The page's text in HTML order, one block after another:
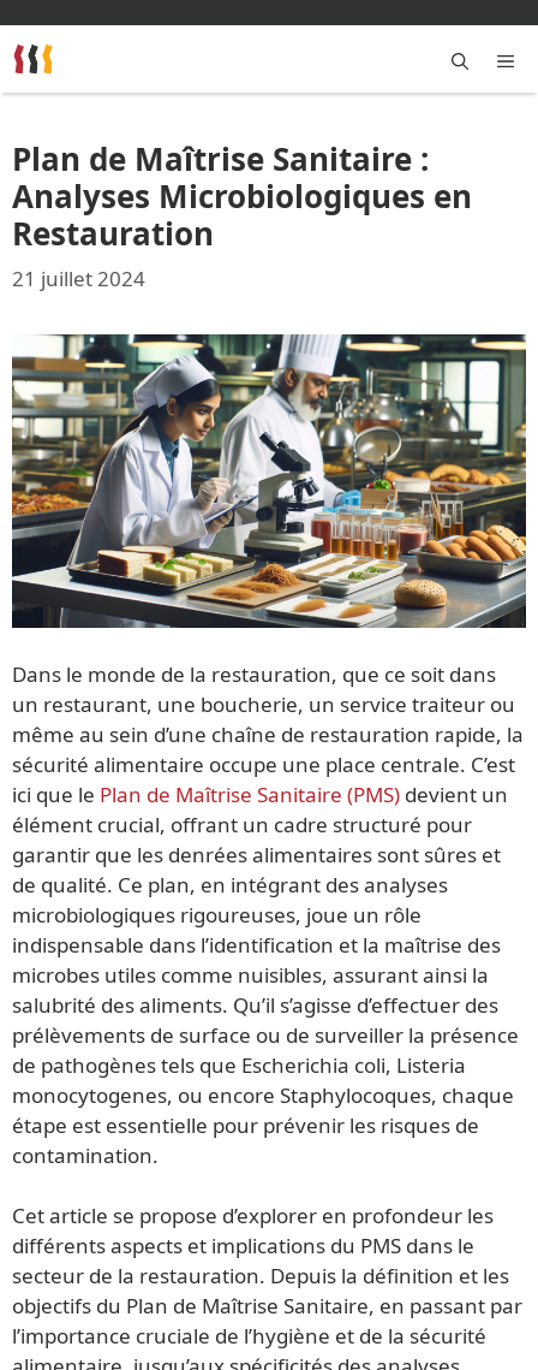
au
contenu
Plan de Maîtrise Sanitaire :
Analyses Microbiologiques en
Restauration
21 juillet 2024
Dans le monde de la restauration, que ce soit dans
un restaurant, une boucherie, un service traiteur ou
même au sein d’une chaîne de restauration rapide, la
sécurité alimentaire occupe une place centrale. C’est
ici que le Plan de Maîtrise Sanitaire (PMS) devient un
élément crucial, offrant un cadre structuré pour
garantir que les denrées alimentaires sont sûres et
de qualité. Ce plan, en intégrant des analyses
microbiologiques rigoureuses, joue un rôle
indispensable dans l’identification et la maîtrise des
microbes utiles comme nuisibles, assurant ainsi la
salubrité des aliments. Qu’il s’agisse d’effectuer des
prélèvements de surface ou de surveiller la présence
de pathogènes tels que Escherichia coli, Listeria
monocytogenes, ou encore Staphylocoques, chaque
étape est essentielle pour prévenir les risques de
contamination.
Cet article se propose d’explorer en profondeur les
différents aspects et implications du PMS dans le
secteur de la restauration. Depuis la définition et les
objectifs du Plan de Maîtrise Sanitaire, en passant par
l’importance cruciale de l’hygiène et de la sécurité